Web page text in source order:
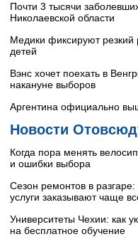
Почти 3 тысячи
Николаевской области
Медики фиксируют резкий
детей
Вэнс хочет поехать в
накануне выборов
Аргентина официально
Новости
Когда пора менять
и ошибки выбора
Сезон ремонтов в
услуги заказывают чаще
Университеты Чехии: как
на бесплатное обучение